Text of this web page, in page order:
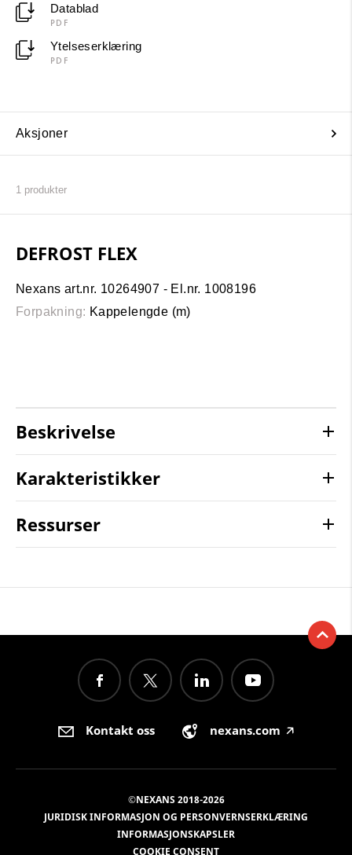
Datablad
PDF
Ytelseserklæring
PDF
Aksjoner
1 produkter
DEFROST FLEX
Nexans art.nr. 10264907 - El.nr. 1008196
Forpakning: Kappelengde (m)
Beskrivelse
Karakteristikker
Ressurser
Kontakt oss nexans.com 🡥
©NEXANS 2018-2026
JURIDISK INFORMASJON OG PERSONVERNSERKLÆRING
INFORMASJONSKAPSLER
COOKIE CONSENT